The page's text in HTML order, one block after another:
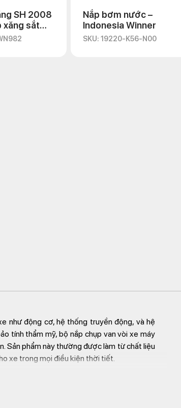
SH 2008
xăng sắt
Nắp bơm nước –
Indonesia Winner
SKU: 19220-K56-N00
như động cơ, hệ thống truyền động, và hệ
tính thẩm mỹ, bộ nắp chụp van vòi xe máy
Sản phẩm này thường được làm từ chất liệu
xe trong mọi điều kiện thời tiết.
trong đó thương hiệu